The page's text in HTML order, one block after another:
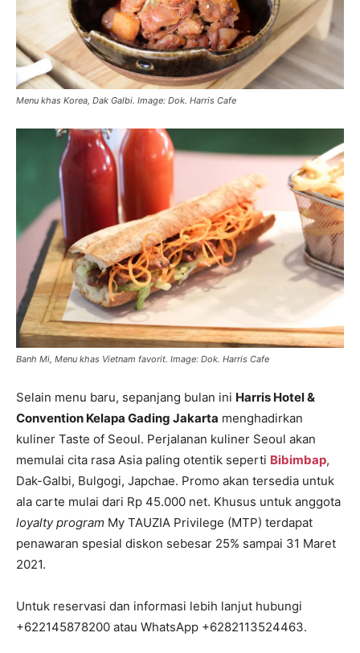
Menu khas Korea, Dak Galbi. Image: Dok. Harris Cafe
Banh Mi, Menu khas Vietnam favorit. Image: Dok. Harris Cafe
Selain menu baru, sepanjang bulan ini Harris Hotel &
Convention Kelapa Gading Jakarta menghadirkan
kuliner Taste of Seoul. Perjalanan kuliner Seoul akan
memulai cita rasa Asia paling otentik seperti Bibimbap,
Dak-Galbi, Bulgogi, Japchae. Promo akan tersedia untuk
ala carte mulai dari Rp 45.000 net. Khusus untuk anggota
loyalty program My TAUZIA Privilege (MTP) terdapat
penawaran spesial diskon sebesar 25% sampai 31 Maret
2021.
Untuk reservasi dan informasi lebih lanjut hubungi
+622145878200 atau WhatsApp +6282113524463.